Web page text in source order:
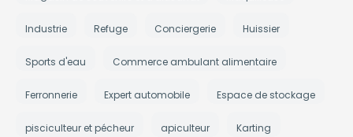
Industrie Refuge Conciergerie Huissier
Sports d'eau Commerce ambulant alimentaire
Ferronnerie Expert automobile Espace de stockage
pisciculteur et pécheur apiculteur Karting